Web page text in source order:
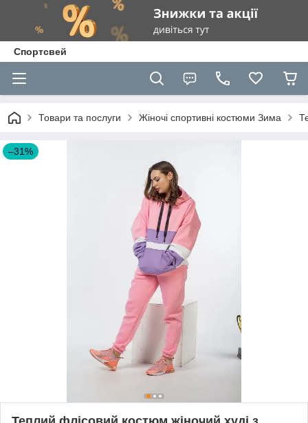
Спортсвей
Товари та послуги Жіночі спортивні костюми Зима
–31%